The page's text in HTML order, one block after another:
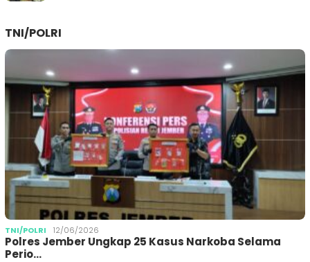
TNI/POLRI
TNI/POLRI 12/06/2026
Polres Jember Ungkap 25 Kasus Narkoba Selama
Perio…